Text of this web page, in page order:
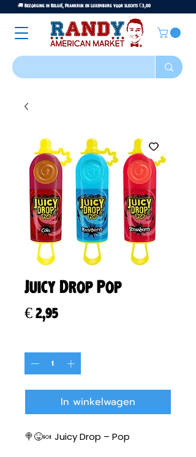
🚚 Bezorging in België, Frankrijk en Luxemburg voor slechts €3,00
Juicy Drop Pop
€ 2,95Prijs
In winkelwagen
🍭😝🍬 Juicy Drop – Pop